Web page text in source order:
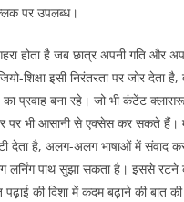
पर उपलब्ध।
होता है जब छात्र अपनी गति और
शिक्षा इसी निरंतरता पर जोर देता
प्रवाह बना रहे। जो भी कंटेंट
पर भी आसानी से एक्सेस कर सकते हैं।
देता है, अलग-अलग भाषाओं में संवाद
लर्निंग पाथ सुझा सकता है। इससे
की दिशा में कदम बढ़ाने की बात की